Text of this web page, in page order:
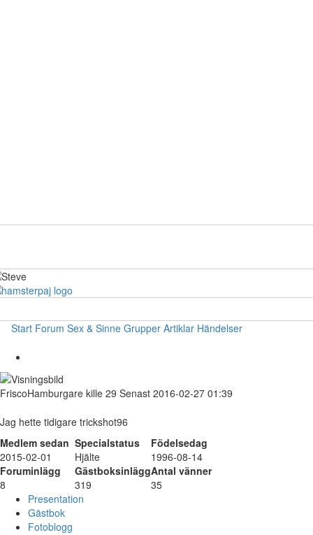
Start Forum Sex & Sinne Grupper Artiklar Händelser
FriscoHamburgare kille 29 Senast 2016-02-27 01:39
Jag hette tidigare trickshot96
Medlem sedan Specialstatus
Födelsedag
2015-02-01
Hjälte
1996-08-14
Foruminlägg
GästboksinläggAntal vänner
8
319
35
Presentation
Gästbok
Fotoblogg